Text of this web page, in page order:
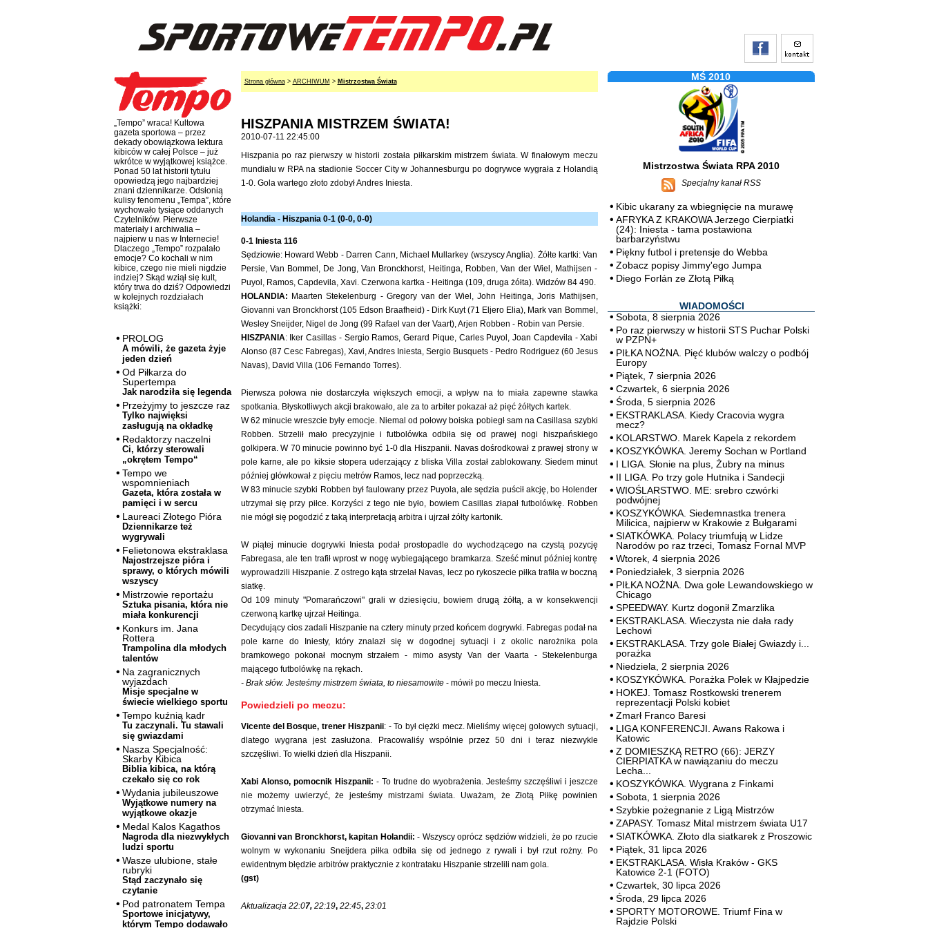
„Tempo” wraca! Kultowa
gazeta sportowa – przez
dekady obowiązkowa lektura
kibiców w całej Polsce – już
wkrótce w wyjątkowej książce.
Ponad 50 lat historii tytułu
opowiedzą jego najbardziej
znani dziennikarze. Odsłonią
kulisy fenomenu „Tempa”, które
wychowało tysiące oddanych
Czytelników. Pierwsze
materiały i archiwalia –
najpierw u nas w Internecie!
Dlaczego „Tempo” rozpalało
emocje? Co kochali w nim
kibice, czego nie mieli nigdzie
indziej? Skąd wziął się kult,
który trwa do dziś? Odpowiedzi
w kolejnych rozdziałach
książki:
PROLOG
A mówili, że gazeta żyje
jeden dzień
Od Piłkarza do
Supertempa
Jak narodziła się legenda
Przeżyjmy to jeszcze raz
Tylko najwięksi
zasługują na okładkę
Redaktorzy naczelni
Ci, którzy sterowali
„okrętem Tempo“
Tempo we
wspomnieniach
Gazeta, która została w
pamięci i w sercu
Laureaci Złotego Pióra
Dziennikarze też
wygrywali
Felietonowa ekstraklasa
Najostrzejsze pióra i
sprawy, o których mówili
wszyscy
Mistrzowie reportażu
Sztuka pisania, która nie
miała konkurencji
Konkurs im. Jana
Rottera
Trampolina dla młodych
talentów
Na zagranicznych
wyjazdach
Misje specjalne w
świecie wielkiego sportu
Tempo kuźnią kadr
Tu zaczynali. Tu stawali
się gwiazdami
Nasza Specjalność:
Skarby Kibica
Biblia kibica, na którą
czekało się co rok
Wydania jubileuszowe
Wyjątkowe numery na
wyjątkowe okazje
Medal Kalos Kagathos
Nagroda dla niezwykłych
ludzi sportu
Wasze ulubione, stałe
rubryki
Stąd zaczynało się
czytanie
Pod patronatem Tempa
Sportowe inicjatywy,
którym Tempo dodawało
Strona główna> ARCHIWUM > Mistrzostwa Świata
HISZPANIA MISTRZEM ŚWIATA!
2010-07-11 22:45:00
Hiszpania po raz pierwszy w historii została piłkarskim mistrzem świata. W finałowym meczu
mundialu w RPA na stadionie Soccer City w Johannesburgu po dogrywce wygrała z Holandią
1-0. Gola wartego złoto zdobył Andres Iniesta.
Holandia - Hiszpania 0-1 (0-0, 0-0)
0-1 Iniesta 116
Sędziowie: Howard Webb - Darren Cann, Michael Mullarkey (wszyscy Anglia). Żółte kartki: Van
Persie, Van Bommel, De Jong, Van Bronckhorst, Heitinga, Robben, Van der Wiel, Mathijsen -
Puyol, Ramos, Capdevila, Xavi. Czerwona kartka - Heitinga (109, druga żółta). Widzów 84 490.
HOLANDIA: Maarten Stekelenburg - Gregory van der Wiel, John Heitinga, Joris Mathijsen,
Giovanni van Bronckhorst (105 Edson Braafheid) - Dirk Kuyt (71 Eljero Elia), Mark van Bommel,
Wesley Sneijder, Nigel de Jong (99 Rafael van der Vaart), Arjen Robben - Robin van Persie.
HISZPANIA: Iker Casillas - Sergio Ramos, Gerard Pique, Carles Puyol, Joan Capdevila - Xabi
Alonso (87 Cesc Fabregas), Xavi, Andres Iniesta, Sergio Busquets - Pedro Rodriguez (60 Jesus
Navas), David Villa (106 Fernando Torres).
Pierwsza połowa nie dostarczyła większych emocji, a wpływ na to miała zapewne stawka
spotkania. Błyskotliwych akcji brakowało, ale za to arbiter pokazał aż pięć żółtych kartek.
W 62 minucie wreszcie były emocje. Niemal od połowy boiska pobiegł sam na Casillasa szybki
Robben. Strzelił mało precyzyjnie i futbolówka odbiła się od prawej nogi hiszpańskiego
golkipera. W 70 minucie powinno być 1-0 dla Hiszpanii. Navas dośrodkował z prawej strony w
pole karne, ale po kiksie stopera uderzający z bliska Villa został zablokowany. Siedem minut
później główkował z pięciu metrów Ramos, lecz nad poprzeczką.
W 83 minucie szybki Robben był faulowany przez Puyola, ale sędzia puścił akcję, bo Holender
utrzymał się przy piłce. Korzyści z tego nie było, bowiem Casillas złapał futbolówkę. Robben
nie mógł się pogodzić z taką interpretacją arbitra i ujrzał żółty kartonik.
W piątej minucie dogrywki Iniesta podał prostopadle do wychodzącego na czystą pozycję
Fabregasa, ale ten trafił wprost w nogę wybiegającego bramkarza. Sześć minut później kontrę
wyprowadzili Hiszpanie. Z ostrego kąta strzelał Navas, lecz po rykoszecie piłka trafiła w boczną
siatkę.
Od 109 minuty "Pomarańczowi" grali w dziesięciu, bowiem drugą żółtą, a w konsekwencji
czerwoną kartkę ujrzał Heitinga.
Decydujący cios zadali Hiszpanie na cztery minuty przed końcem dogrywki. Fabregas podał na
pole karne do Iniesty, który znalazł się w dogodnej sytuacji i z okolic narożnika pola
bramkowego pokonał mocnym strzałem - mimo asysty Van der Vaarta - Stekelenburga
mającego futbolówkę na rękach.
- Brak słów. Jesteśmy mistrzem świata, to niesamowite - mówił po meczu Iniesta.
Powiedzieli po meczu:
Vicente del Bosque, trener Hiszpanii: - To był ciężki mecz. Mieliśmy więcej golowych sytuacji,
dlatego wygrana jest zasłużona. Pracowaliśy wspólnie przez 50 dni i teraz niezwykle
szczęśliwi. To wielki dzień dla Hiszpanii.
Xabi Alonso, pomocnik Hiszpanii: - To trudne do wyobrażenia. Jesteśmy szczęśliwi i jeszcze
nie możemy uwierzyć, że jesteśmy mistrzami świata. Uważam, że Złotą Piłkę powinien
otrzymać Iniesta.
Giovanni van Bronckhorst, kapitan Holandii: - Wszyscy oprócz sędziów widzieli, że po rzucie
wolnym w wykonaniu Sneijdera piłka odbiła się od jednego z rywali i był rzut rożny. Po
ewidentnym błędzie arbitrów praktycznie z kontrataku Hiszpanie strzelili nam gola.
(gst)
Aktualizacja 22:07, 22:19,22:45, 23:01
MŚ 2010
Mistrzostwa Świata RPA 2010
Specjalny kanał RSS
Kibic ukarany za wbiegnięcie na murawę
AFRYKA Z KRAKOWA Jerzego Cierpiatki
(24): Iniesta - tama postawiona
barbarzyństwu
Piękny futbol i pretensje do Webba
Zobacz popisy Jimmy'ego Jumpa
Diego Forlán ze Złotą Piłką
WIADOMOŚCI
Sobota, 8 sierpnia 2026
Po raz pierwszy w historii STS Puchar Polski
w PZPN+
PIŁKA NOŻNA. Pięć klubów walczy o podbój
Europy
Piątek, 7 sierpnia 2026
Czwartek, 6 sierpnia 2026
Środa, 5 sierpnia 2026
EKSTRAKLASA. Kiedy Cracovia wygra
mecz?
KOLARSTWO. Marek Kapela z rekordem
KOSZYKÓWKA. Jeremy Sochan w Portland
I LIGA. Słonie na plus, Żubry na minus
II LIGA. Po trzy gole Hutnika i Sandecji
WIOŚLARSTWO. ME: srebro czwórki
podwójnej
KOSZYKÓWKA. Siedemnastka trenera
Milicica, najpierw w Krakowie z Bułgarami
SIATKÓWKA. Polacy triumfują w Lidze
Narodów po raz trzeci, Tomasz Fornal MVP
Wtorek, 4 sierpnia 2026
Poniedziałek, 3 sierpnia 2026
PIŁKA NOŻNA. Dwa gole Lewandowskiego w
Chicago
SPEEDWAY. Kurtz dogonił Zmarzlika
EKSTRAKLASA. Wieczysta nie dała rady
Lechowi
EKSTRAKLASA. Trzy gole Białej Gwiazdy i...
porażka
Niedziela, 2 sierpnia 2026
KOSZYKÓWKA. Porażka Polek w Kłajpedzie
HOKEJ. Tomasz Rostkowski trenerem
reprezentacji Polski kobiet
Zmarł Franco Baresi
LIGA KONFERENCJI. Awans Rakowa i
Katowic
Z DOMIESZKĄ RETRO (66): JERZY
CIERPIATKA w nawiązaniu do meczu
Lecha...
KOSZYKÓWKA. Wygrana z Finkami
Sobota, 1 sierpnia 2026
Szybkie pożegnanie z Ligą Mistrzów
ZAPASY. Tomasz Mital mistrzem świata U17
SIATKÓWKA. Złoto dla siatkarek z Proszowic
Piątek, 31 lipca 2026
EKSTRAKLASA. Wisła Kraków - GKS
Katowice 2-1 (FOTO)
Czwartek, 30 lipca 2026
Środa, 29 lipca 2026
SPORTY MOTOROWE. Triumf Fina w
Rajdzie Polski